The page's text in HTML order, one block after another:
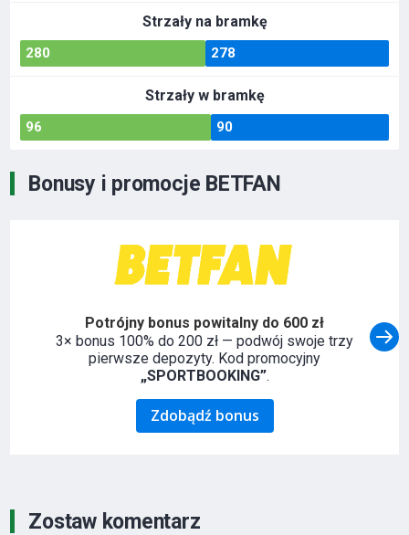
Strzały na bramkę
280 278
Strzały w bramkę
96 90
Bonusy i promocje BETFAN
Potrójny bonus powitalny do 600 zł
3× bonus 100% do 200 zł — podwój swoje trzy
pierwsze depozyty. Kod promocyjny
„SPORTBOOKING”.
Zdobądź bonus
Zostaw komentarz